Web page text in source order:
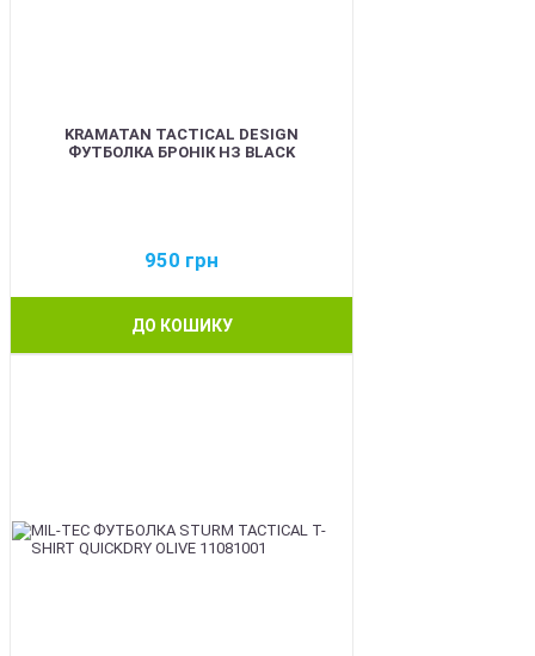
KRAMATAN TACTICAL DESIGN
ФУТБОЛКА БРОНІК НЗ BLACK
950 грн
ДО КОШИКУ